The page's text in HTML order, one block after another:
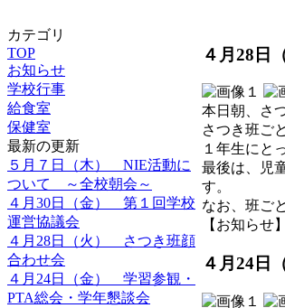
カテゴリ
TOP
お知らせ
学校行事
給食室
保健室
最新の更新
５月７日（木） NIE活動に
ついて ～全校朝会～
４月30日（金） 第１回学校
運営協議会
４月28日（火） さつき班顔
合わせ会
４月24日（金） 学習参観・
PTA総会・学年懇談会
４月28日
本日朝、さ
さつき班ご
１年生にと
最後は、児
す。
なお、班ご
【お知らせ
４月24日